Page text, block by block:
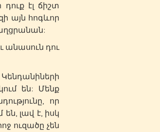
էլ ճիշտ
այն հոգևոր
անասուն դու
են: Մենք
որ
լավ է, իսկ
ուզածը չեն